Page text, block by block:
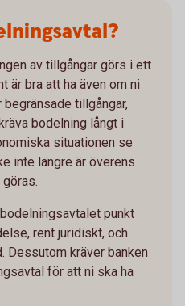
av tillgångar görs i ett
är bra att ha även om ni
tillgångar,
bodelning långt i
situationen se
inte längre är överens
punkt
rent juridiskt, och
Dessutom kräver banken
för att ni ska ha